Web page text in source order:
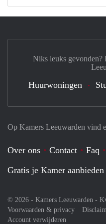
Op Kamers Leeuwarden vind
Over ons Contact Faq
Gratis je Kamer
© 2026 - Kamers Leeuwarden -
Voorwaarden & privacy
Account verwijderen
Niks leuks gevonden?
Huurwoningen